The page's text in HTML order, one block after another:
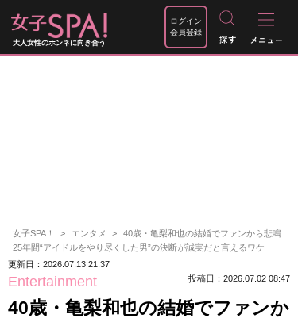
大人女性のホンネに向き合う
ログイン
会員登録
女子SPA！ エンタメ
40歳・亀梨和也の結婚でファンから悲鳴…
25年間“アイドルをやり尽くした男”の決断が誠実だと言えるワケ
更新日：2026.07.13 21:37
Entertainment 投稿日：2026.07.02 08:47
40歳・亀梨和也の結婚でファンか